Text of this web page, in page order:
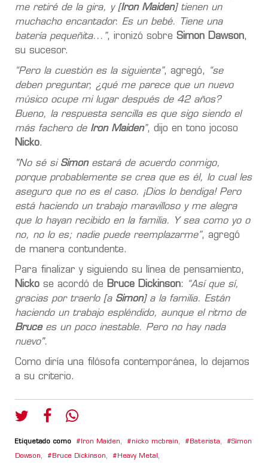
me retiré de la gira, y [Iron Maiden] tienen un
muchacho encantador. Es un bebé. Tiene una
batería pequeñita...”, ironizó sobre Simon Dawson,
su sucesor.
“Pero la cuestión es la siguiente”, agregó,
“se
deben preguntar, ¿qué me parece que un nuevo
músico ocupe mi lugar después de 42 años?
Bueno, la respuesta sencilla es que sigo siendo el
más fachero de Iron Maiden”, dijo en tono jocoso
Nicko.
"No sé si Simonestará de acuerdo conmigo,
porque probablemente se crea que es él, lo cual les
aseguro que no es el caso. ¡Dios lo bendiga! Pero
está haciendo un trabajo maravilloso y me alegra
que lo hayan recibido en la familia. Y sea como yo o
no, no lo es; nadie puede reemplazarme”, agregó
de manera contundente.
Para finalizar y siguiendo su línea de pensamiento,
Nicko se acordó de Bruce Dickinson:
“Así que sí,
gracias por traerlo [a Simon] a la familia. Están
haciendo un trabajo espléndido, aunque el ritmo de
Brucees un poco inestable. Pero no hay nada
nuevo".
Como diría una filósofa contemporánea, lo dejamos
a su criterio.
Etiquetado como Iron Maiden, nicko mcbrain, Baterista, Simon
Dowson, Bruce Dickinson, Heavy Metal ,